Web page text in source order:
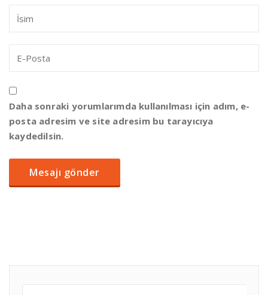
Daha sonraki yorumlarımda kullanılması için adım, e-
posta adresim ve site adresim bu tarayıcıya
kaydedilsin.